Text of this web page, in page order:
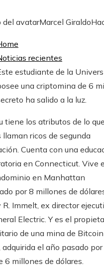
Marcel Giraldo
recientes
estudiante de la
una criptomina de 6
ha salido a la luz.
tiene los atributos de lo
llaman ricos de segunda
Cuenta con una
en Connecticut. Vive
en Manhattan
por 8 millones de
R. Immelt, ex director
Electric. Y es el
de una mina de
adquirida el año pasado por
6 millones de dólares.